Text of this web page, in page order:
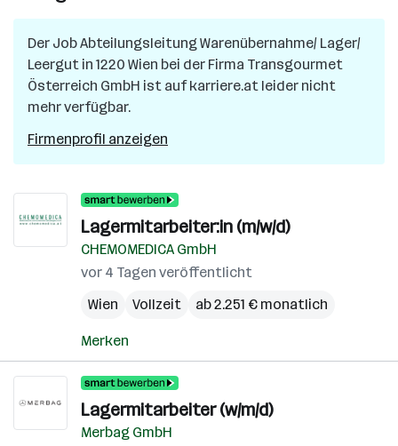
in
Wien
Der JobAbteilungsleitung Warenübernahme/ Lager/
Leergut in 1220 Wien bei der Firma Transgourmet
Österreich GmbH ist auf karriere.at leider nicht
mehr verfügbar.
Firmenprofil anzeigen
Lagermitarbeiter:in (m/w/d)
CHEMOMEDICA GmbH
vor 4 Tagen veröffentlicht
Wien
Vollzeit ab 2.251 € monatlich
Merken
Lagermitarbeiter (w/m/d)
Merbag GmbH